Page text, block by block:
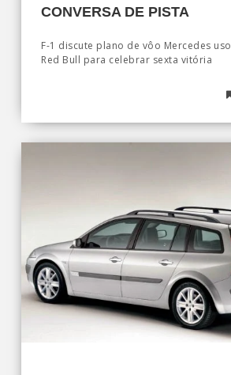
CONVERSA DE PISTA
F-1 discute plano de vôo Mercedes
Red Bull para celebrar sexta vitória